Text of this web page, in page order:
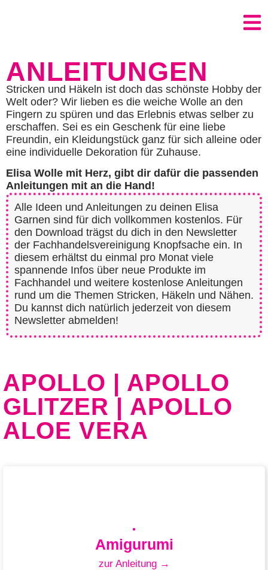
ANLEITUNGEN
Stricken und Häkeln ist doch das schönste Hobby der
Welt oder? Wir lieben es die weiche Wolle an den
Fingern zu spüren und das Erlebnis etwas selber zu
erschaffen. Sei es ein Geschenk für eine liebe
Freundin, ein Kleidungstück ganz für sich alleine oder
eine individuelle Dekoration für Zuhause.
Elisa Wolle mit Herz, gibt dir dafür die passenden
Anleitungen mit an die Hand!
Alle Ideen und Anleitungen zu deinen Elisa
Garnen sind für dich vollkommen kostenlos. Für
den Download trägst du dich in den Newsletter
der Fachhandelsvereinigung Knopfsache ein. In
diesem erhältst du einmal pro Monat viele
spannende Infos über neue Produkte im
Fachhandel und weitere kostenlose Anleitungen
rund um die Themen Stricken, Häkeln und Nähen.
Du kannst dich natürlich jederzeit von diesem
Newsletter abmelden!
APOLLO | APOLLO
GLITZER | APOLLO
ALOE VERA
Amigurumi
zur Anleitung →